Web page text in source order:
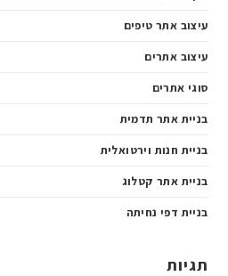
עיצוב אתר טיפים
עיצוב אתרים
סוגי אתרים
בניית אתר תדמית
בניית חנות וירטואלית
בניית אתר קטלוג
בניית דפי נחיתה
תגיות